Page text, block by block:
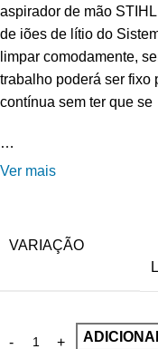
aspirador de mão
de iões de lítio do
limpar comodamente,
trabalho poderá ser fixo
contínua sem ter que se
…
Ver mais
VARIAÇÃO